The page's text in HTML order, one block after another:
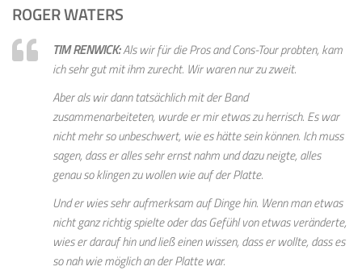
ROGER WATERS
TIM RENWICK:Als wir für die Pros and Cons-Tour probten, kam
ich sehr gut mit ihm zurecht. Wir waren nur zu zweit.
Aber als wir dann tatsächlich mit der Band
zusammenarbeiteten, wurde er mir etwas zu herrisch. Es war
nicht mehr so unbeschwert, wie es hätte sein können. Ich muss
sagen, dass er alles sehr ernst nahm und dazu neigte, alles
genau so klingen zu wollen wie auf der Platte.
Und er wies sehr aufmerksam auf Dinge hin. Wenn man etwas
nicht ganz richtig spielte oder das Gefühl von etwas veränderte,
wies er darauf hin und ließ einen wissen, dass er wollte, dass es
so nah wie möglich an der Platte war.